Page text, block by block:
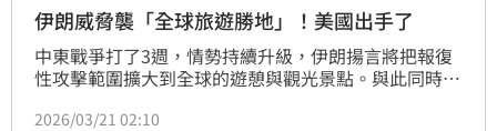
伊朗威脅襲「全球旅遊勝地」！美國出手了
中東戰爭打了3週，情勢持續升級，伊朗揚言將把報復
性攻擊範圍擴大到全球的遊憩與觀光景點。與此同時，
2026/03/21 02:10